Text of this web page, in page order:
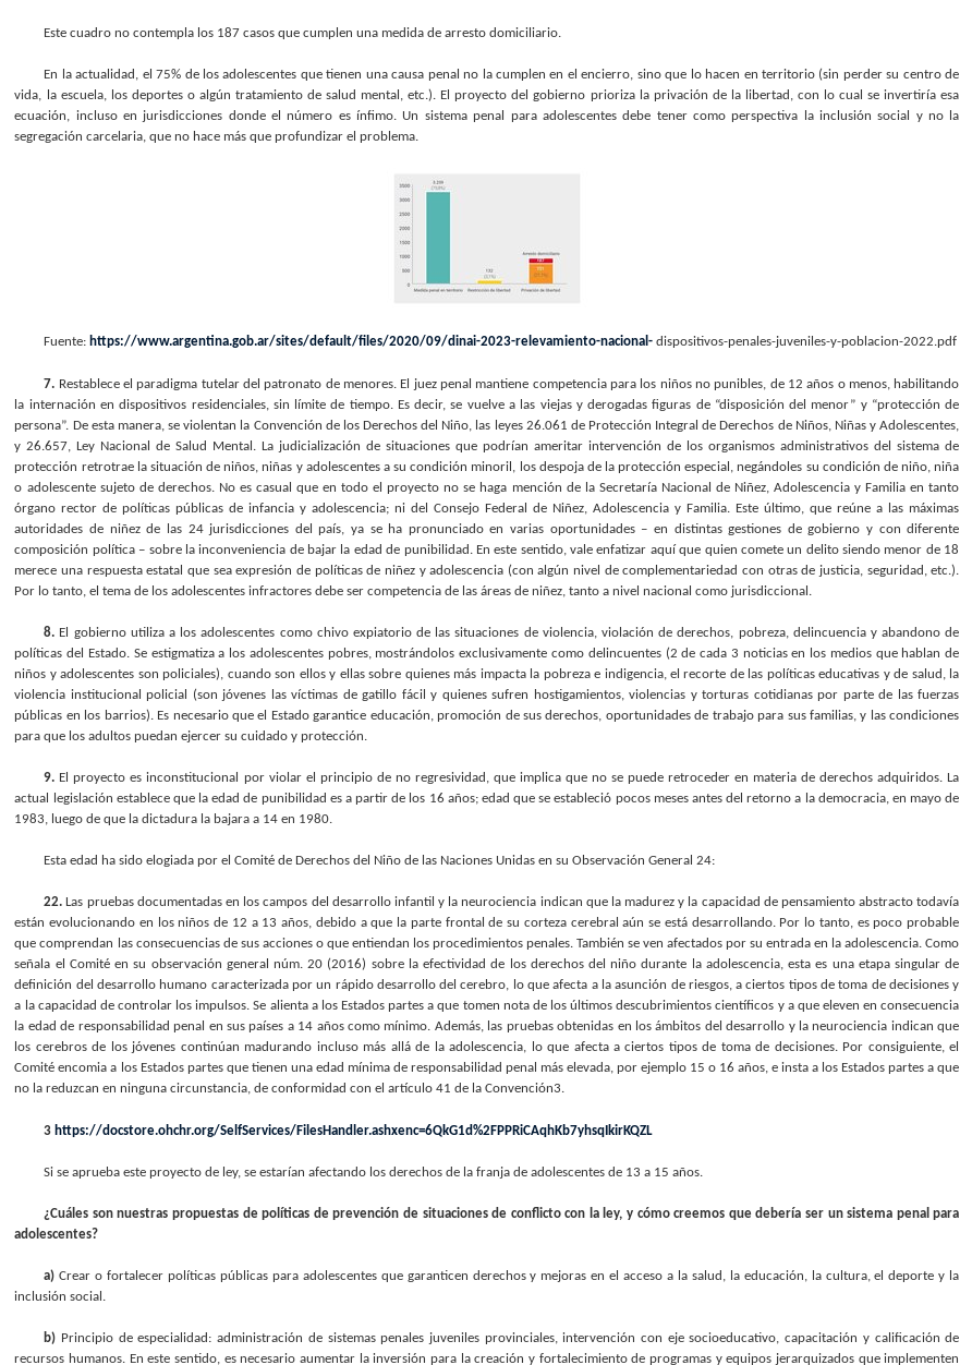
Este cuadro no contempla los 187 casos que cumplen una medida de arresto domiciliario.
En la actualidad, el 75% de los adolescentes que tienen una causa penal no la cumplen en el encierro, sino que lo hacen en territorio (sin perder su centro de
vida, la escuela, los deportes o algún tratamiento de salud mental, etc.). El proyecto del gobierno prioriza la privación de la libertad, con lo cual se invertiría esa
ecuación, incluso en jurisdicciones donde el número es ínfimo. Un sistema penal para adolescentes debe tener como perspectiva la inclusión social y no la
segregación carcelaria, que no hace más que profundizar el problema.
Fuente: https://www.argentina.gob.ar/sites/default/files/2020/09/dinai-2023-relevamiento-nacional- dispositivos-penales-juveniles-y-poblacion-2022.pdf
7. Restablece el paradigma tutelar del patronato de menores. El juez penal mantiene competencia para los niños no punibles, de 12 años o menos, habilitando
la internación en dispositivos residenciales, sin límite de tiempo. Es decir, se vuelve a las viejas y derogadas figuras de “disposición del menor” y “protección de
persona”. De esta manera, se violentan la Convención de los Derechos del Niño, las leyes 26.061 de Protección Integral de Derechos de Niños, Niñas y Adolescentes,
y 26.657, Ley Nacional de Salud Mental. La judicialización de situaciones que podrían ameritar intervención de los organismos administrativos del sistema de
protección retrotrae la situación de niños, niñas y adolescentes a su condición minoril, los despoja de la protección especial, negándoles su condición de niño, niña
o adolescente sujeto de derechos. No es casual que en todo el proyecto no se haga mención de la Secretaría Nacional de Niñez, Adolescencia y Familia en tanto
órgano rector de políticas públicas de infancia y adolescencia; ni del Consejo Federal de Niñez, Adolescencia y Familia. Este último, que reúne a las máximas
autoridades de niñez de las 24 jurisdicciones del país, ya se ha pronunciado en varias oportunidades – en distintas gestiones de gobierno y con diferente
composición política – sobre la inconveniencia de bajar la edad de punibilidad. En este sentido, vale enfatizar aquí que quien comete un delito siendo menor de 18
merece una respuesta estatal que sea expresión de políticas de niñez y adolescencia (con algún nivel de complementariedad con otras de justicia, seguridad, etc.).
Por lo tanto, el tema de los adolescentes infractores debe ser competencia de las áreas de niñez, tanto a nivel nacional como jurisdiccional.
8. El gobierno utiliza a los adolescentes como chivo expiatorio de las situaciones de violencia, violación de derechos, pobreza, delincuencia y abandono de
políticas del Estado. Se estigmatiza a los adolescentes pobres, mostrándolos exclusivamente como delincuentes (2 de cada 3 noticias en los medios que hablan de
niños y adolescentes son policiales), cuando son ellos y ellas sobre quienes más impacta la pobreza e indigencia, el recorte de las políticas educativas y de salud, la
violencia institucional policial (son jóvenes las víctimas de gatillo fácil y quienes sufren hostigamientos, violencias y torturas cotidianas por parte de las fuerzas
públicas en los barrios). Es necesario que el Estado garantice educación, promoción de sus derechos, oportunidades de trabajo para sus familias, y las condiciones
para que los adultos puedan ejercer su cuidado y protección.
9. El proyecto es inconstitucional por violar el principio de no regresividad, que implica que no se puede retroceder en materia de derechos adquiridos. La
actual legislación establece que la edad de punibilidad es a partir de los 16 años; edad que se estableció pocos meses antes del retorno a la democracia, en mayo de
1983, luego de que la dictadura la bajara a 14 en 1980.
Esta edad ha sido elogiada por el Comité de Derechos del Niño de las Naciones Unidas en su Observación General 24:
22. Las pruebas documentadas en los campos del desarrollo infantil y la neurociencia indican que la madurez y la capacidad de pensamiento abstracto todavía
están evolucionando en los niños de 12 a 13 años, debido a que la parte frontal de su corteza cerebral aún se está desarrollando. Por lo tanto, es poco probable
que comprendan las consecuencias de sus acciones o que entiendan los procedimientos penales. También se ven afectados por su entrada en la adolescencia. Como
señala el Comité en su observación general núm. 20 (2016) sobre la efectividad de los derechos del niño durante la adolescencia, esta es una etapa singular de
definición del desarrollo humano caracterizada por un rápido desarrollo del cerebro, lo que afecta a la asunción de riesgos, a ciertos tipos de toma de decisiones y
a la capacidad de controlar los impulsos. Se alienta a los Estados partes a que tomen nota de los últimos descubrimientos científicos y a que eleven en consecuencia
la edad de responsabilidad penal en sus países a 14 años como mínimo. Además, las pruebas obtenidas en los ámbitos del desarrollo y la neurociencia indican que
los cerebros de los jóvenes continúan madurando incluso más allá de la adolescencia, lo que afecta a ciertos tipos de toma de decisiones. Por consiguiente, el
Comité encomia a los Estados partes que tienen una edad mínima de responsabilidad penal más elevada, por ejemplo 15 o 16 años, e insta a los Estados partes a que
no la reduzcan en ninguna circunstancia, de conformidad con el artículo 41 de la Convención3.
3 https://docstore.ohchr.org/SelfServices/FilesHandler.ashxenc=6QkG1d%2FPPRiCAqhKb7yhsqIkirKQZL
Si se aprueba este proyecto de ley, se estarían afectando los derechos de la franja de adolescentes de 13 a 15 años.
¿Cuáles son nuestras propuestas de políticas de prevención de situaciones de conflicto con la ley, y cómo creemos que debería ser un sistema penal para
adolescentes?
a) Crear o fortalecer políticas públicas para adolescentes que garanticen derechos y mejoras en el acceso a la salud, la educación, la cultura, el deporte y la
inclusión social.
b) Principio de especialidad: administración de sistemas penales juveniles provinciales, intervención con eje socioeducativo, capacitación y calificación de
recursos humanos. En este sentido, es necesario aumentar la inversión para la creación y fortalecimiento de programas y equipos jerarquizados que implementen